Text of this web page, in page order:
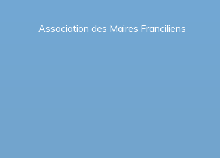
Association des Maires Franciliens